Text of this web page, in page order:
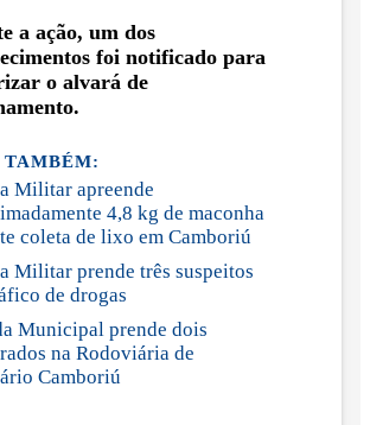
a ação, um dos
foi notificado para
o alvará de
Militar apreende
4,8 kg de maconha
coleta de lixo em Camboriú
Militar prende três suspeitos
de drogas
Municipal prende dois
na Rodoviária de
Camboriú